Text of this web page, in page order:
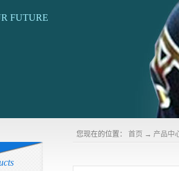
FUTURE
您现在的位置： 首页 → 产品中